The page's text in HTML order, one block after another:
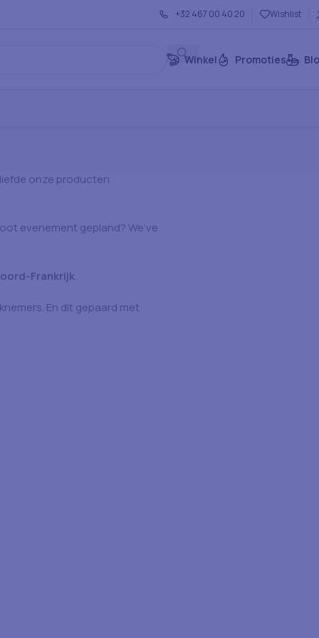
+32 467 00 40 20 Wishlist
Winkel Promoties
onze producten
evenement gepland? We’ve
Frankrijk.
En dit gepaard met